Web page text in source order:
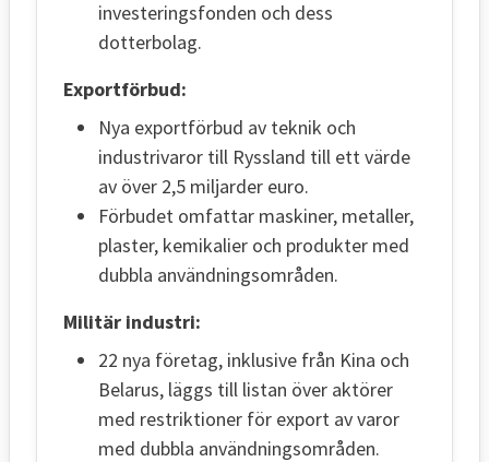
investeringsfonden och dess
dotterbolag.
Exportförbud:
Nya exportförbud av teknik och
industrivaror till Ryssland till ett värde
av över 2,5 miljarder euro.
Förbudet omfattar maskiner, metaller,
plaster, kemikalier och produkter med
dubbla användningsområden.
Militär industri:
22 nya företag, inklusive från Kina och
Belarus, läggs till listan över aktörer
med restriktioner för export av varor
med dubbla användningsområden.